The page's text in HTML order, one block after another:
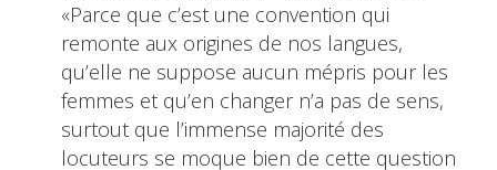
«Parce que c’est une convention qui
remonte aux origines de nos langues,
qu’elle ne suppose aucun mépris pour les
femmes et qu’en changer n’a pas de sens,
surtout que l’immense majorité des
locuteurs se moque bien de cette question